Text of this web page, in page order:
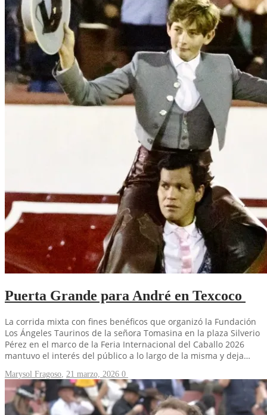
Puerta Grande para André en Texcoco
La corrida mixta con fines benéficos que organizó la Fundación
Los Ángeles Taurinos de la señora Tomasina en la plaza Silverio
Pérez en el marco de la Feria Internacional del Caballo 2026
mantuvo el interés del público a lo largo de la misma y deja…
Marysol Fragoso 21 marzo, 2026 0